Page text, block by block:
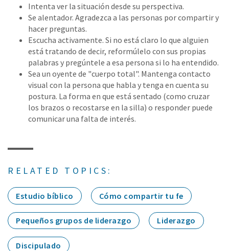
Intenta ver la situación desde su perspectiva.
Se alentador. Agradezca a las personas por compartir y
hacer preguntas.
Escucha activamente. Si no está claro lo que alguien
está tratando de decir, reformúlelo con sus propias
palabras y pregúntele a esa persona si lo ha entendido.
Sea un oyente de "cuerpo total". Mantenga contacto
visual con la persona que habla y tenga en cuenta su
postura. La forma en que está sentado (como cruzar
los brazos o recostarse en la silla) o responder puede
comunicar una falta de interés.
RELATED TOPICS:
Estudio bíblico Cómo compartir tu fe
Pequeños grupos de liderazgo Liderazgo
Discipulado